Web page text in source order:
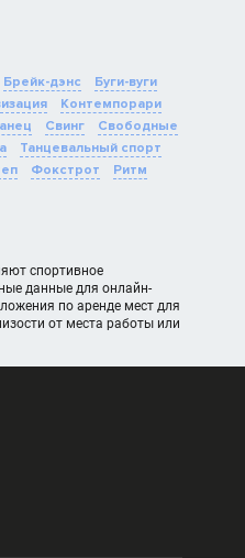
Брейк-дэнс
Буги-вуги
Контемпорари
Свинг
Свободные
Танцевальный спорт
Фокстрот
Ритм
спортивное
данные для онлайн-
по аренде мест для
от места работы или